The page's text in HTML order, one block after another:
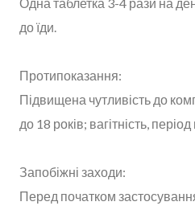
до їди.
Протипоказання:
Підвищена чутливість до
до 18 років; вагітність,
Запобіжні заходи:
Перед початком